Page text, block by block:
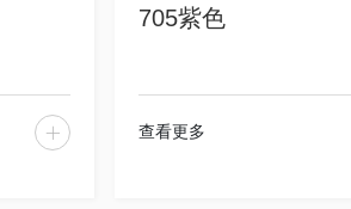
705紫色
查看更多